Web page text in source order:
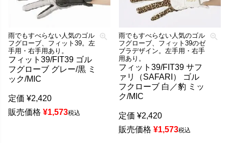
雨でもすべらない人気のゴル
フグローブ、フィット39。左
手用・右手用あり。
フィット39/FIT39 ゴル
フグローブ グレー/黒 ミ
ック/MIC
定価 ¥2,420
販売価格 ¥1,573税込
雨でもすべらない人気のゴル
フグローブ、フィット39のゼ
ブラデザイン。左手用・右手
用あり。
フィット39/FIT39 サフ
ァリ（SAFARI） ゴル
フクローブ 白／豹 ミッ
ク/MIC
定価 ¥2,420
販売価格 ¥1,573税込